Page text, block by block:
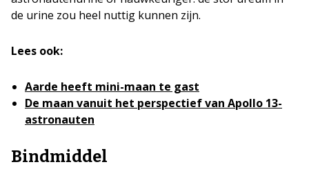
de urine zou heel nuttig kunnen zijn.
Lees ook:
Aarde heeft mini-maan te gast
De maan vanuit het perspectief van Apollo 13-
astronauten
Bindmiddel